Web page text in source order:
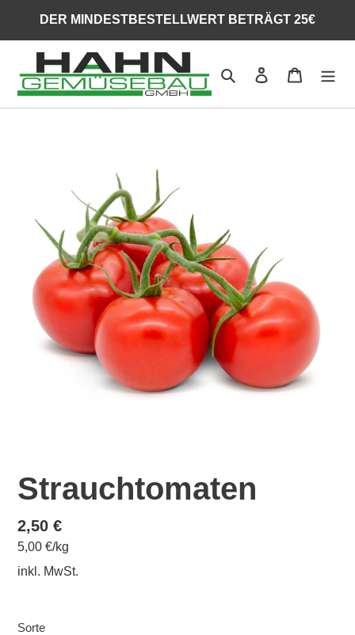
DER MINDESTBESTELLWERT BETRÄGT 25€
Suchen Einloggen
Strauchtomaten
Normaler
Preis
2,50 €
Einzelpreis
5,00 €/pro
kg
inkl. MwSt.
Sorte